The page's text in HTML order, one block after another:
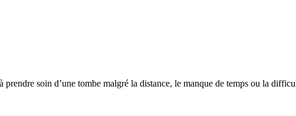
soin d’une tombe malgré la distance, le manque de temps ou la